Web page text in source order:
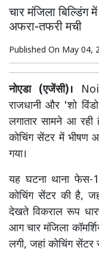
चार मंजिला
अफरा-तफरी मची
Published On May 04,
नोएडा (एजेंसी)।
राजधानी और 'शो
लगातार सामने आ
कोचिंग सेंटर में
गया।
यह घटना थाना फेस-1
कोचिंग सेंटर की है,
देखते विकराल रूप
आग चार मंजिला
लगी, जहां कोचिंग सेंटर